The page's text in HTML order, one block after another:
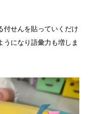
付せんを貼っていくだけ
うになり語彙力も増しま